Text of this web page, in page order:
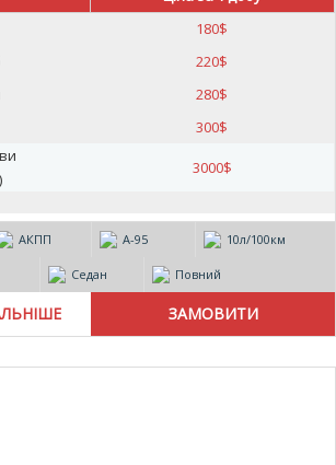
180$
220$
280$
300$
3000$
АКПП А-95 10л/100км
Седан Повний